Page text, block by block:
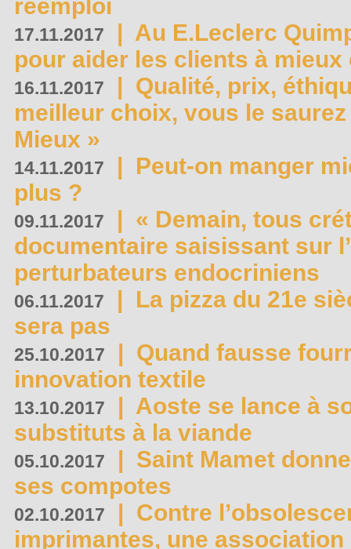
réemploi
17.11.2017 | Au E.Leclerc
pour aider les clients à
16.11.2017 | Qualité, prix,
meilleur choix, vous le
Mieux »
14.11.2017 | Peut-on manger
plus ?
09.11.2017 | « Demain, tous
documentaire saisissant sur
perturbateurs endocriniens
06.11.2017 | La pizza du 21e
sera pas
25.10.2017 | Quand fausse
innovation textile
13.10.2017 | Aoste se lance à
substituts à la viande
05.10.2017 | Saint Mamet
ses compotes
02.10.2017 | Contre
imprimantes, une